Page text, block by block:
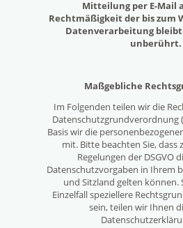
Mitteilung per E-Mail
Rechtmäßigkeit der bis zum
Datenverarbeitung
unberührt.
Maßgebliche
Im Folgenden teilen wir die
Datenschutzgrundverordnung
Basis wir die
mit. Bitte beachten Sie, dass
Regelungen der DSGVO
Datenschutzvorgaben in Ihrem
und Sitzland gelten können.
Einzelfall speziellere
sein, teilen wir Ihnen